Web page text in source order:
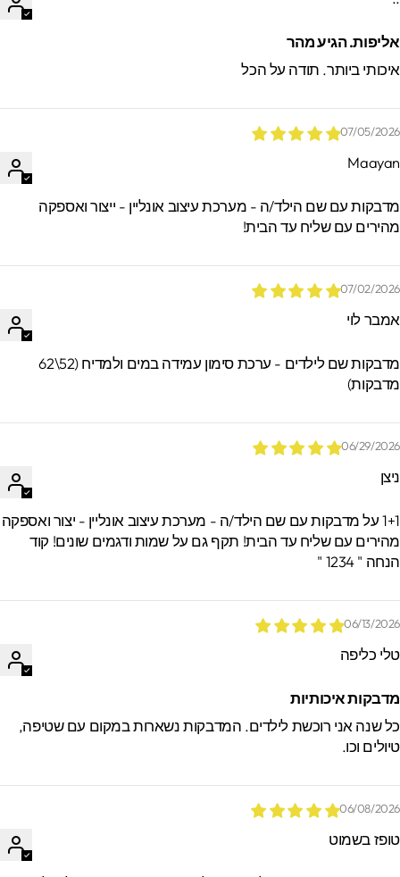
הזמנות.
הגיע מהר
ביותר. תודה על הכל
07/05/
עם שם הילד/ה - מערכת עיצוב אונליין - ייצור ואספקה
עם שליח עד הבית!
07/02/
לוי
מדבקות שם לילדים - ערכת סימון עמידה במים ולמדיח (52\62
06/29/
1+1 על מדבקות עם שם הילד/ה - מערכת עיצוב אונליין - יצור ואספקה
עם שליח עד הבית! תקף גם על שמות ודגמים שונים! קוד
" 1234 "
06/13/
כליפה
איכותיות
שנה אני רוכשת לילדים. המדבקות נשארות במקום עם שטיפה,
וכו.
06/08/
בשמוט